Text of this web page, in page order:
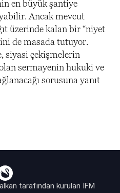
en büyük şantiye
Ancak mevcut
üzerinde kalan bir “niyet
de masada tutuyor.
siyasi çekişmelerin
sermayenin hukuki ve
sorusuna yanıt
tarafından kurulan İFM